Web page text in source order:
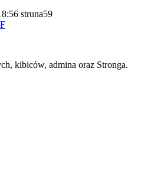
struna59
kibiców, admina oraz Stronga.